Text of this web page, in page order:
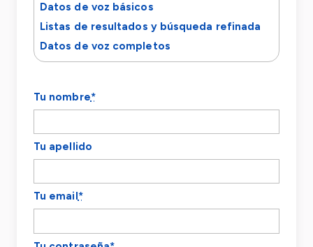
Datos de voz básicos
Listas de resultados y búsqueda refinada
Datos de voz completos
Tu nombre*
Tu apellido
Tu email *